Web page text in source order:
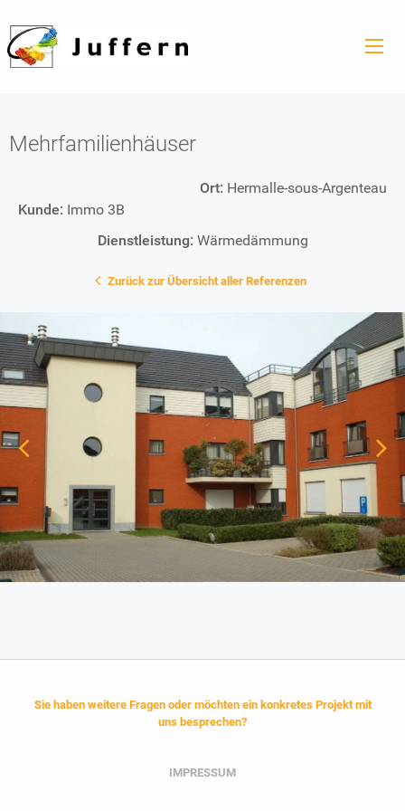
Mehrfamilienhäuser
Ort: Hermalle-sous-Argenteau
Kunde: Immo 3B
Dienstleistung: Wärmedämmung
Zurück zur Übersicht aller Referenzen
Sie haben weitere Fragen oder möchten ein konkretes Projekt mit
uns besprechen?
IMPRESSUM